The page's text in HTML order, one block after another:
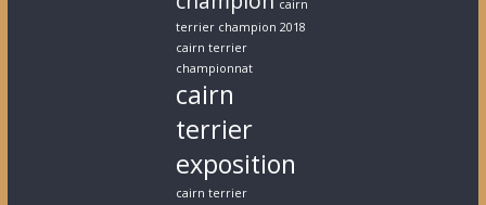
cairn
terrier champion 2018
cairn terrier
championnat
cairn
terrier
exposition
cairn terrier